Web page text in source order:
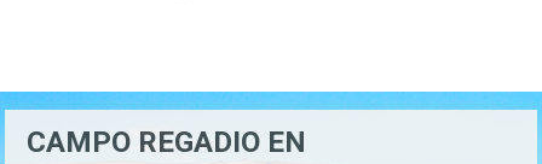
CAMPO REGADIO EN